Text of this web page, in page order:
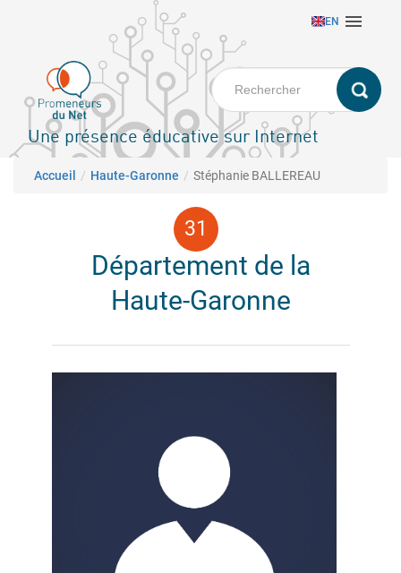
principal
EN 
Une présence éducative sur Internet
Fil d'Ariane
Accueil Haute-Garonne Stéphanie BALLEREAU
Département de la
Haute-Garonne